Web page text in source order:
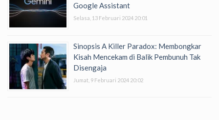
Google Assistant
Selasa, 13 Februari 2024 20:01
Sinopsis A Killer Paradox: Membongkar
Kisah Mencekam di Balik Pembunuh Tak
Disengaja
Jumat, 9 Februari 2024 20:02